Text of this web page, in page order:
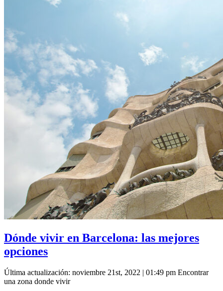
Dónde vivir en Barcelona: las mejores
opciones
Última actualización: noviembre 21st, 2022 | 01:49 pm Encontrar
una zona donde vivir